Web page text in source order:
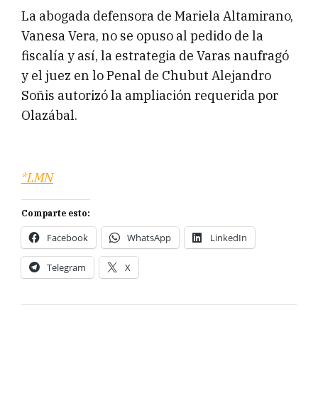
La abogada defensora de Mariela Altamirano,
Vanesa Vera, no se opuso al pedido de la
fiscalía y así, la estrategia de Varas naufragó
y el juez en lo Penal de Chubut Alejandro
Soñis autorizó la ampliación requerida por
Olazábal.
*LMN
Comparte esto:
Facebook WhatsApp LinkedIn
Telegram X